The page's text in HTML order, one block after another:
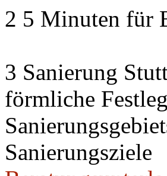
2 5 Minuten für
3 Sanierung
förmliche
Sanierungsziele